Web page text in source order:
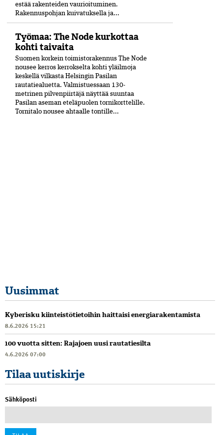
estää rakenteiden vaurioituminen.
Rakennuspohjan kuivatuksella ja...
Työmaa: The Node kurkottaa
kohti taivaita
Suomen korkein toimistorakennus The Node
nousee kerros kerrokselta kohti yläilmoja
keskellä vilkasta Helsingin Pasilan
rautatiealuetta. Valmistuessaan 130-
metrinen pilvenpiirtäjä näyttää suuntaa
Pasilan aseman eteläpuolen tornikorttelille.
Tornitalo nousee ahtaalle tontille...
Uusimmat
Kyberisku kiinteistötietoihin haittaisi energiarakentamista
8.6.2026 15:21
100 vuotta sitten: Rajajoen uusi rautatiesilta
4.6.2026 07:00
Tilaa uutiskirje
Sähköposti